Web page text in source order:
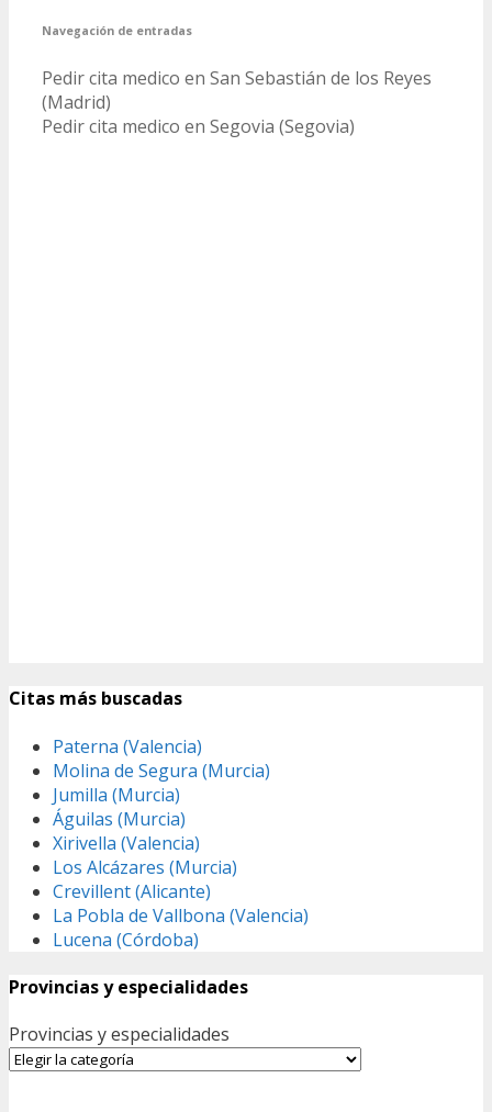
Navegación de entradas
Pedir cita medico en San Sebastián de los Reyes
(Madrid)
Pedir cita medico en Segovia (Segovia)
Citas más buscadas
Paterna (Valencia)
Molina de Segura (Murcia)
Jumilla (Murcia)
Águilas (Murcia)
Xirivella (Valencia)
Los Alcázares (Murcia)
Crevillent (Alicante)
La Pobla de Vallbona (Valencia)
Lucena (Córdoba)
Provincias y especialidades
Provincias y especialidades